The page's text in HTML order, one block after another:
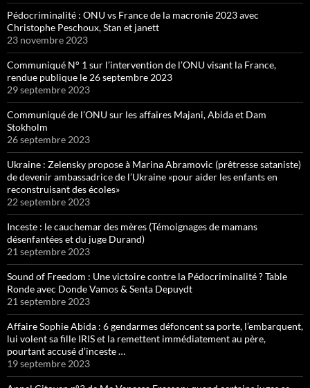
Pédocriminalité : ONU vs France de la macronie 2023 avec
Christophe Peschoux, Stan et janett
23 novembre 2023
Communiqué N° 1 sur l’intervention de l’ONU visant la France,
rendue publique le 26 septembre 2023
29 septembre 2023
Communiqué de l’ONU sur les affaires Majani, Abida et Dam
Stokholm
26 septembre 2023
Ukraine : Zelensky propose à Marina Abramovic (prêtresse sataniste)
de devenir ambassadrice de l’Ukraine «pour aider les enfants en
reconstruisant des écoles»
22 septembre 2023
Inceste : le cauchemar des mères (Témoignages de mamans
désenfantées et du juge Durand)
21 septembre 2023
Sound of Freedom : Une victoire contre la Pédocriminalité ? Table
Ronde avec Donde Vamos & Senta Depuydt
21 septembre 2023
Affaire Sophie Abida : 6 gendarmes défoncent sa porte, l’embarquent,
lui volent sa fille IRIS et la remettent immédiatement au père,
pourtant accusé d’inceste …
19 septembre 2023